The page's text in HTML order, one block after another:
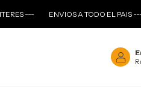
ENVIOS A TODO EL PAIS --- FLEX EN